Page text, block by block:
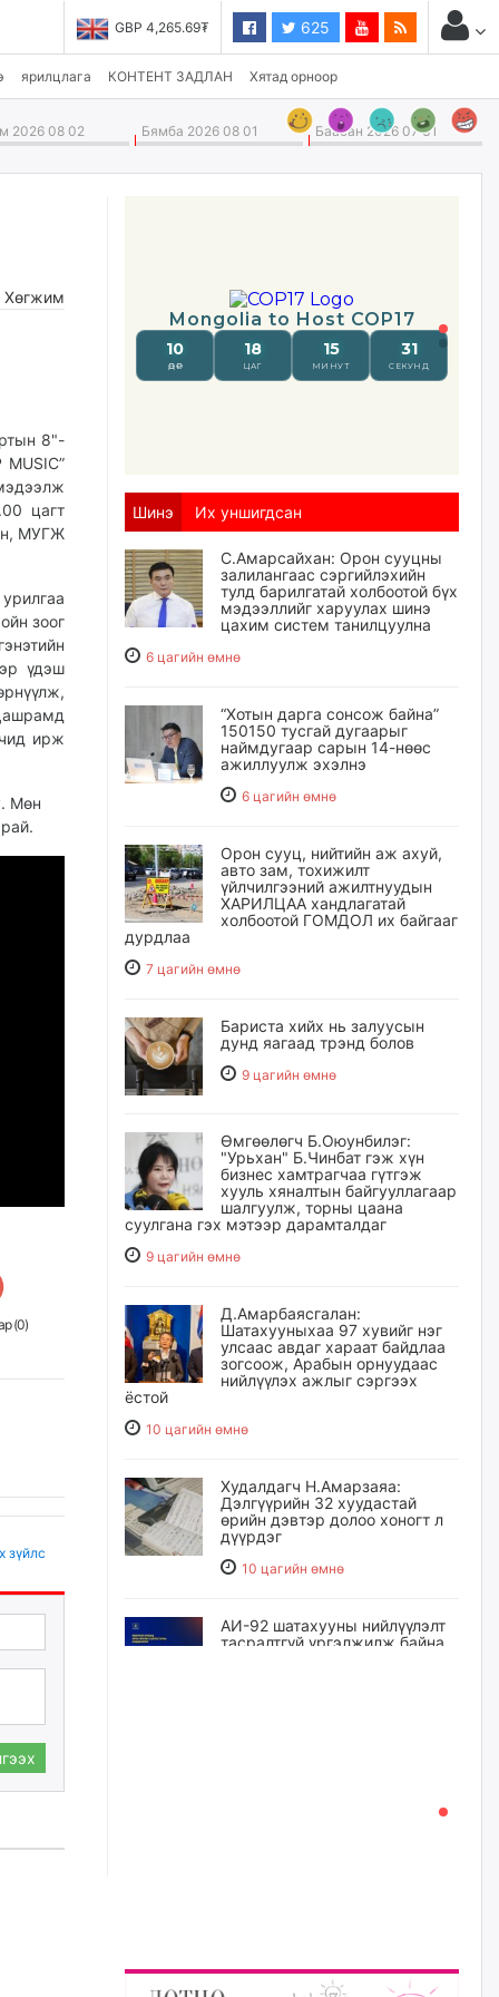
USD 3,496.90₮
GBP 4,265.69₮ 625
ярилцлага КОНТЕНТ ЗАДЛАН Хятад орноор
2026 08 02 Бямба 2026 08 01 Баасан 2026 07 31
Хөгжим
8"-
цагт
МУГЖ
зоог
үдэш
ирж
Мөн
(0)
зүйлс
Шинэ Их уншигдсан
С.Амарсайхан: Орон сууцны
залилангаас сэргийлэхийн
тулд барилгатай холбоотой бүх
мэдээллийг харуулах шинэ
цахим систем танилцуулна
6 цагийн өмнө
“Хотын дарга сонсож байна”
150150 тусгай дугаарыг
наймдугаар сарын 14-нөөс
ажиллуулж эхэлнэ
6 цагийн өмнө
Орон сууц, нийтийн аж ахуй,
авто зам, тохижилт
үйлчилгээний ажилтнуудын
ХАРИЛЦАА хандлагатай
холбоотой ГОМДОЛ их байгааг
дурдлаа
7 цагийн өмнө
Бариста хийх нь залуусын
дунд яагаад трэнд болов
9 цагийн өмнө
Өмгөөлөгч Б.Оюунбилэг:
"Урьхан" Б.Чинбат гэж хүн
бизнес хамтрагчаа гүтгэж
хууль хяналтын байгууллагаар
шалгуулж, торны цаана
суулгана гэх мэтээр дарамталдаг
9 цагийн өмнө
Д.Амарбаясгалан:
Шатахууныхаа 97 хувийг нэг
улсаас авдаг хараат байдлаа
зогсоож, Арабын орнуудаас
нийлүүлэх ажлыг сэргээх
ёстой
10 цагийн өмнө
Худалдагч Н.Амарзаяа:
Дэлгүүрийн 32 хуудастай
өрийн дэвтэр долоо хоногт л
дүүрдэг
10 цагийн өмнө
АИ-92 шатахууны нийлүүлэлт
тасралтгүй үргэлжилж байна